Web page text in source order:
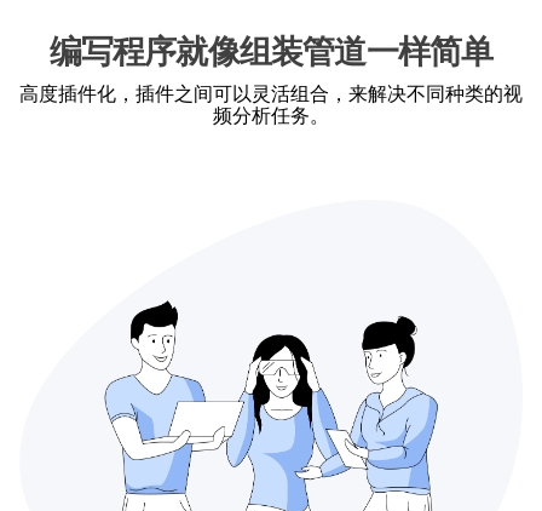
编写程序就像组装管道一样简单
高度插件化，插件之间可以灵活组合，来解决不同种类的视
频分析任务。